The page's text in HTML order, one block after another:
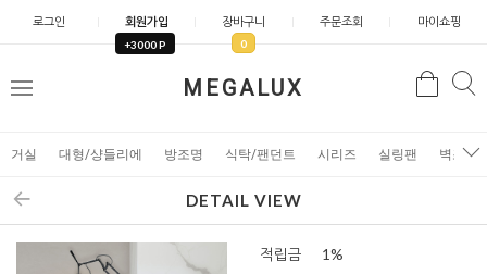
로그인 회원가입
+3000 P
장바구니
0
주문조회 마이쇼핑
MEGALUX
메
검
거실 대형/샹들리에 방조명 식탁/팬던트 시리즈 실링팬 벽조명
DETAIL VIEW
적립금
1%